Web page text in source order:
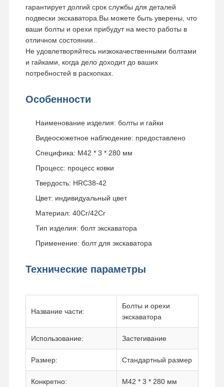
гарантирует долгий срок службы для деталей
подвески экскаватора.Вы можете быть уверены, что
ваши болты и орехи прибудут на место работы в
отличном состоянии..
Не удовлетворяйтесь низкокачественными болтами
и гайками, когда дело доходит до ваших
потребностей в раскопках.
Особенности
Наименование изделия: болты и гайки
Видеосюжетное наблюдение: предоставлено
Специфика: M42 * 3 * 280 мм
Процесс: процесс ковки
Твердость: HRC38-42
Цвет: индивидуальный цвет
Материал: 40Cr/42Cr
Тип изделия: болт экскаватора
Применение: болт для экскаватора
Технические параметры
Название части:
Болты и орехи
экскаватора
Использование: Застегивание
Размер: Стандартный размер
Конкретно: M42 * 3 * 280 мм